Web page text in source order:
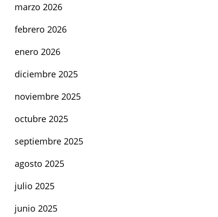
marzo 2026
febrero 2026
enero 2026
diciembre 2025
noviembre 2025
octubre 2025
septiembre 2025
agosto 2025
julio 2025
junio 2025